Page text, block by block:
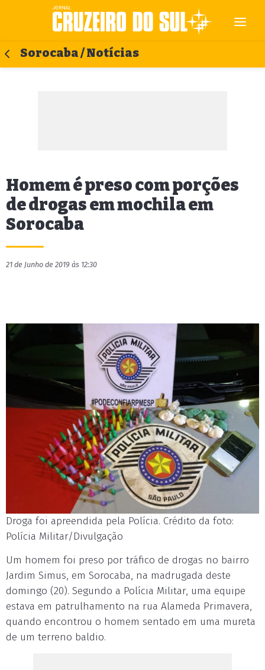
Sorocaba / Notícias
Homem é preso com porções
de drogas em mochila em
Sorocaba
21 de Junho de 2019 às 12:30
Droga foi apreendida pela Polícia. Crédito da foto:
Polícia Militar/Divulgação
Um homem foi preso por tráfico de drogas no bairro
Jardim Simus, em Sorocaba, na madrugada deste
domingo (20). Segundo a Polícia Militar, uma equipe
estava em patrulhamento na rua Alameda Primavera,
quando encontrou o homem sentado em uma mureta
de um terreno baldio.